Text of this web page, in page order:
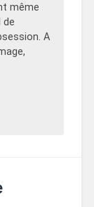
même
de
A